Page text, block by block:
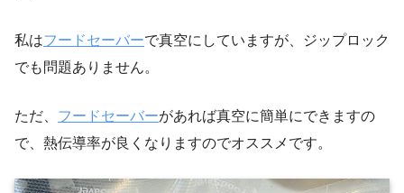
私はフードセーバーで真空にしていますが、ジップロック
でも問題ありません。
ただ、 フードセーバーがあれば真空に簡単にできますの
で、熱伝導率が良くなりますのでオススメです。